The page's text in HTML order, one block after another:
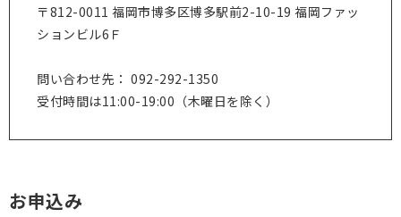
〒812-0011 福岡市博多区博多駅前2-10-19 福岡ファッ
ションビル6Ｆ
問い合わせ先： 092-292-1350
受付時間は11:00-19:00（木曜日を除く）
お申込み